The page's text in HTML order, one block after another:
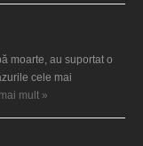
moarte, au suportat o
cele mai
mult »